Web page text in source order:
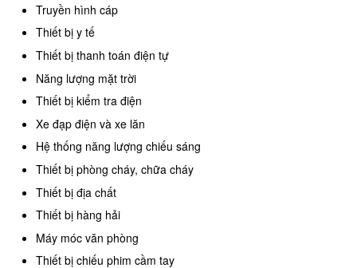
Truyền hình cáp
Thiết bị y tế
Thiết bị thanh toán điện tự
Năng lượng mặt trời
Thiết bị kiểm tra điện
Xe đạp điện và xe lăn
Hệ thống năng lượng chiếu sáng
Thiết bị phòng cháy, chữa cháy
Thiết bị địa chất
Thiết bị hàng hải
Máy móc văn phòng
Thiết bị chiếu phim cầm tay